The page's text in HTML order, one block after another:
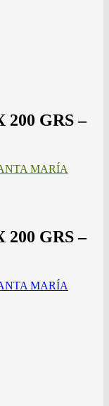
GRS –
MARÍA
GRS –
MARÍA